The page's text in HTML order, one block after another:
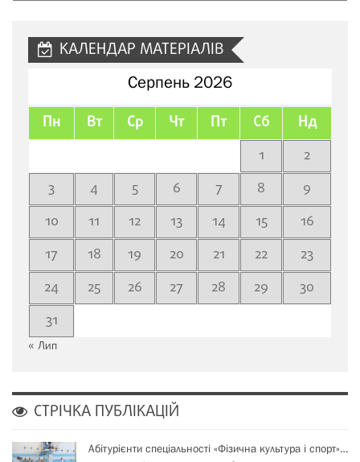
КАЛЕНДАР МАТЕРІАЛІВ
Серпень 2026
Пн Вт Ср Чт Пт Сб Нд
1
2
3
4 5 6 7 8
9
10
11 12 13 14 15
16
17
18 19 20 21 22
23
24
25 26 27 28 29
30
31
« Лип
СТРІЧКА ПУБЛІКАЦІЙ
Абітурієнти спеціальності «Фізична культура і спорт»…